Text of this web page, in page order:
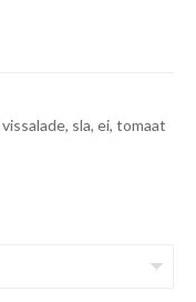
sla, ei, tomaat